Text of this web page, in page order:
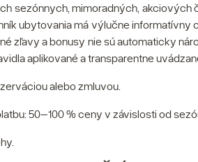
sezónnych, mimoradných,
ubytovania má výlučne
zľavy a bonusy nie sú automaticky
aplikované a transparentne
alebo zmluvou.
50–100 % ceny v závislosti od